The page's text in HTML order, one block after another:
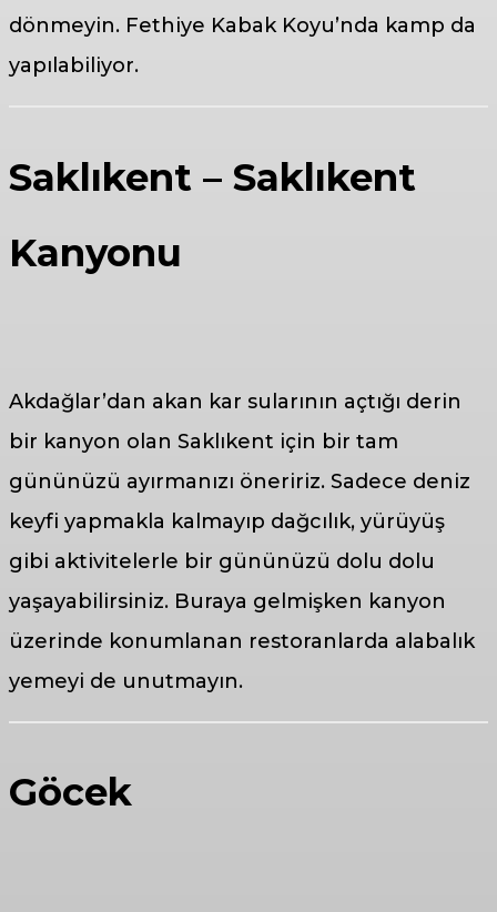
dönmeyin. Fethiye Kabak Koyu’nda kamp da
yapılabiliyor.
Saklıkent – Saklıkent
Kanyonu
Akdağlar’dan akan kar sularının açtığı derin
bir kanyon olan Saklıkent için bir tam
gününüzü ayırmanızı öneririz. Sadece deniz
keyfi yapmakla kalmayıp dağcılık, yürüyüş
gibi aktivitelerle bir gününüzü dolu dolu
yaşayabilirsiniz. Buraya gelmişken kanyon
üzerinde konumlanan restoranlarda alabalık
yemeyi de unutmayın.
Göcek